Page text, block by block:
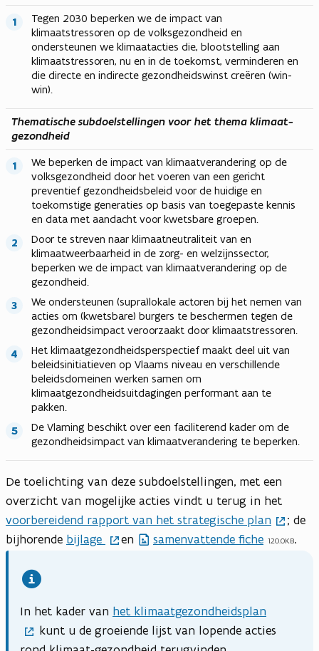
Tegen 2030 beperken we de impact van
klimaatstressoren op de volksgezondheid en
ondersteunen we klimaatacties die, blootstelling aan
klimaatstressoren, nu en in de toekomst, verminderen en
die directe en indirecte gezondheidswinst creëren (win-
win).
Thematische subdoelstellingen voor het thema klimaat-
gezondheid
We beperken de impact van klimaatverandering op de
volksgezondheid door het voeren van een gericht
preventief gezondheidsbeleid voor de huidige en
toekomstige generaties op basis van toegepaste kennis
en data met aandacht voor kwetsbare groepen.
Door te streven naar klimaatneutraliteit van en
klimaatweerbaarheid in de zorg- en welzijnssector,
beperken we de impact van klimaatverandering op de
gezondheid.
We ondersteunen (supra)lokale actoren bij het nemen van
acties om (kwetsbare) burgers te beschermen tegen de
gezondheidsimpact veroorzaakt door klimaatstressoren.
Het klimaatgezondheidsperspectief maakt deel uit van
beleidsinitiatieven op Vlaams niveau en verschillende
beleidsdomeinen werken samen om
klimaatgezondheidsuitdagingen performant aan te
pakken.
De Vlaming beschikt over een faciliterend kader om de
gezondheidsimpact van klimaatverandering te beperken.
De toelichting van deze subdoelstellingen, met een
overzicht van mogelijke acties vindt u terug in het
voorbereidend rapport van het strategische plan
; de
bijhorende bijlage en samenvattende fiche 120.0KB.
In het kader van het klimaatgezondheidsplan
kunt u de groeiende lijst van lopende acties